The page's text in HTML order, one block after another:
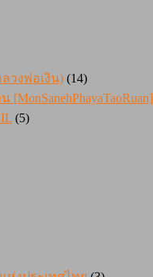
วงพ่อเงิน) (14)
(5)